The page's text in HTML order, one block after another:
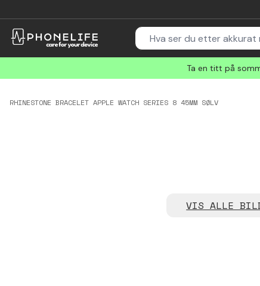
Ta en titt på
RHINESTONE BRACELET APPLE WATCH SERIES 8 45MM SØLV
VIS ALLE